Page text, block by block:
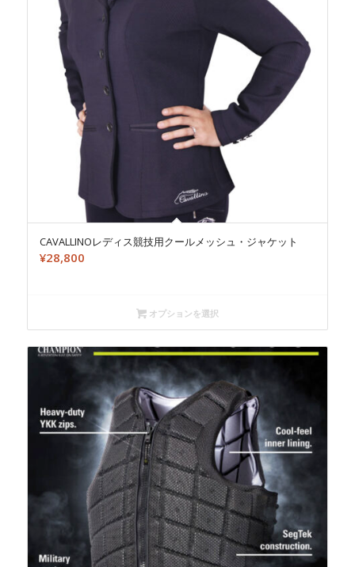
CAVALLINOレディス競技用クールメッシュ・ジャケット
¥28,800
オプションを選択